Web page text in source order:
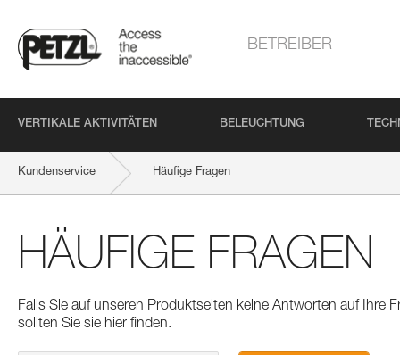
BETREIBER
VERTIKALE AKTIVITÄTEN BELEUCHTUNG
Kundenservice Häufige Fragen
HÄUFIGE FRAGEN
Falls Sie auf unseren Produktseiten keine Antworten auf Ihre
sollten Sie sie hier finden.